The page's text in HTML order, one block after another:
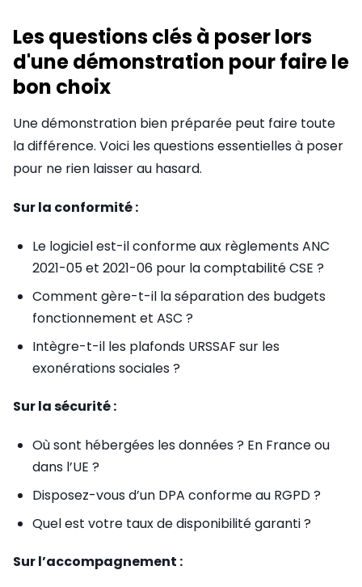
Les questions clés à poser lors
d'une démonstration pour faire le
bon choix
Une démonstration bien préparée peut faire toute
la différence. Voici les questions essentielles à poser
pour ne rien laisser au hasard.
Sur la conformité :
Le logiciel est-il conforme aux règlements ANC
2021-05 et 2021-06 pour la comptabilité CSE ?
Comment gère-t-il la séparation des budgets
fonctionnement et ASC ?
Intègre-t-il les plafonds URSSAF sur les
exonérations sociales ?
Sur la sécurité :
Où sont hébergées les données ? En France ou
dans l’UE ?
Disposez-vous d’un DPA conforme au RGPD ?
Quel est votre taux de disponibilité garanti ?
Sur l’accompagnement :